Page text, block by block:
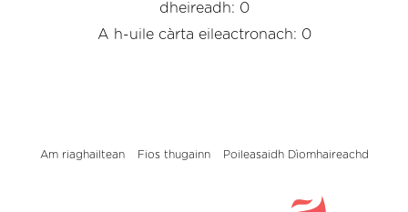
dheireadh: 0
A h-uile càrta eileactronach: 0
Am riaghailtean Fios thugainn Poileasaidh Dìomhaireachd